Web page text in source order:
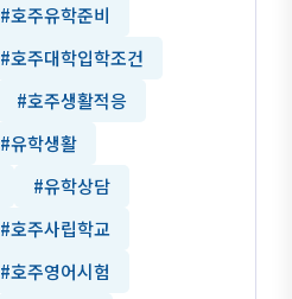
#호주유학준비
#호주대학입학조건
#호주생활적응
#유학생활
#유학상담
#호주사립학교
#호주영어시험